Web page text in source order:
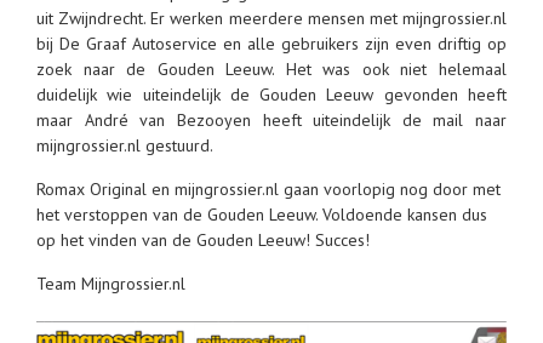
uit Zwijndrecht. Er werken meerdere mensen met mijngrossier.nl
bij De Graaf Autoservice en alle gebruikers zijn even driftig op
zoek naar de Gouden Leeuw. Het was ook niet helemaal
duidelijk wie uiteindelijk de Gouden Leeuw gevonden heeft
maar André van Bezooyen heeft uiteindelijk de mail naar
mijngrossier.nl gestuurd.
Romax Original en mijngrossier.nl gaan voorlopig nog door met
het verstoppen van de Gouden Leeuw. Voldoende kansen dus
op het vinden van de Gouden Leeuw! Succes!
Team Mijngrossier.nl